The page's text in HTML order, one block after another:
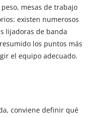
mesas de trabajo
existen numerosos
lijadoras de banda
los puntos más
el equipo adecuado.
conviene definir qué